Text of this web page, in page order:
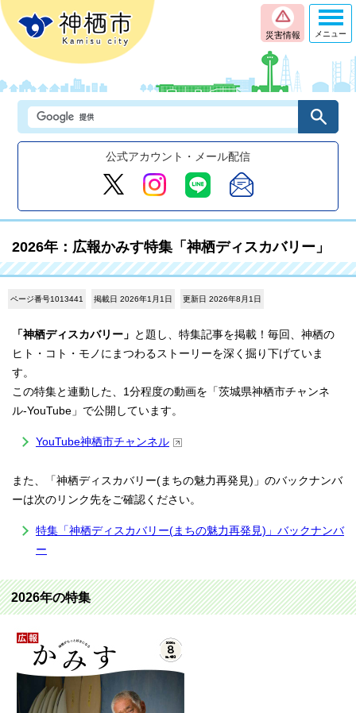
災害情報
公式アカウント・メール配信
メニュー
2026年：広報かみす特集「神栖ディスカバリー」
ページ番号1013441 掲載日 2026年1月1日 更新日 2026年8月1日
「神栖ディスカバリー」 と題し、特集記事を掲載！毎回、神栖の
ヒト・コト・モノにまつわるストーリーを深く掘り下げていま
す。
この特集と連動した、1分程度の動画を「茨城県神栖市チャンネ
ル-YouTube」で公開しています。
YouTube神栖市チャンネル
また、「神栖ディスカバリー(まちの魅力再発見)」のバックナンバ
ーは次のリンク先をご確認ください。
特集「神栖ディスカバリー(まちの魅力再発見)」バックナンバ
ー
2026年の特集